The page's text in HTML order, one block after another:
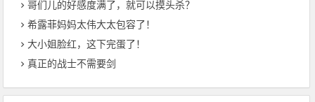
哥们儿的好感度满了，就可以摸头杀？
希露菲妈妈太伟大太包容了！
大小姐脸红，这下完蛋了！
真正的战士不需要剑